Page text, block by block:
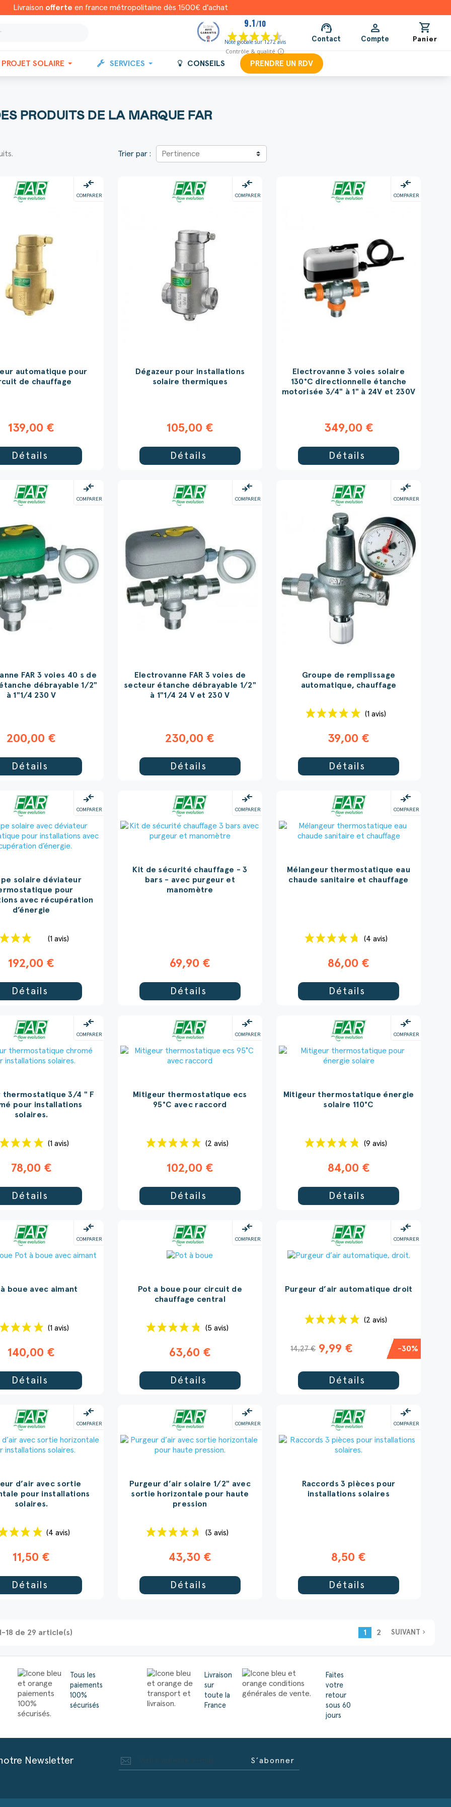
Livraison offerte en france métropolitaine dès 1500€ d'achat
support_agent
Contact
person
Compte
shopping_cart
Panier
PROJET SOLAIRE SERVICES CONSEILS PRENDRE UN RDV
PRODUITS DE LA MARQUE FAR
Trier par : Pertinence
compare_arrows
COMPARER
automatique pour
de chauffage
139,00 €
Détails
compare_arrows
COMPARER
Dégazeur pour installations
solaire thermiques
105,00 €
Détails
compare_arrows
COMPARER
Electrovanne 3 voies solaire
130°C directionnelle étanche
motorisée 3/4" à 1" à 24V et 230V
349,00 €
Détails
compare_arrows
COMPARER
FAR 3 voies 40 s de
débrayable 1/2"
à 1"1/4 230 V
200,00 €
Détails
compare_arrows
COMPARER
Electrovanne FAR 3 voies de
secteur étanche débrayable 1/2"
à 1"1/4 24 V et 230 V
230,00 €
Détails
compare_arrows
COMPARER
Groupe de remplissage
automatique, chauffage
(1 avis)
39,00 €
Détails
compare_arrows
COMPARER
solaire déviateur
pour
avec récupération
d’énergie
(1 avis)
192,00 €
Détails
compare_arrows
COMPARER
Kit de sécurité chauffage - 3
bars - avec purgeur et
manomètre
69,90 €
Détails
compare_arrows
COMPARER
Mélangeur thermostatique eau
chaude sanitaire et chauffage
(4 avis)
86,00 €
Détails
compare_arrows
COMPARER
thermostatique 3/4 " F
pour installations
solaires.
(1 avis)
78,00 €
Détails
compare_arrows
COMPARER
Mitigeur thermostatique ecs
95°C avec raccord
(2 avis)
102,00 €
Détails
compare_arrows
COMPARER
Mitigeur thermostatique énergie
solaire 110°C
(9 avis)
84,00 €
Détails
compare_arrows
COMPARER
boue avec aimant
(1 avis)
140,00 €
Détails
compare_arrows
COMPARER
Pot a boue pour circuit de
chauffage central
(5 avis)
63,60 €
Détails
compare_arrows
COMPARER
Purgeur d’air automatique droit
(2 avis)
14,27 € 9,99 € -30%
Détails
compare_arrows
COMPARER
d’air avec sortie
pour installations
solaires.
(4 avis)
11,50 €
Détails
compare_arrows
COMPARER
Purgeur d’air solaire 1/2" avec
sortie horizontale pour haute
pression
(3 avis)
43,30 €
Détails
compare_arrows
COMPARER
Raccords 3 pièces pour
installations solaires
8,50 €
Détails
18 de 29 article(s) 1 2 SUIVANT navigate_next
Tous les
paiements
100%
sécurisés
Livraison
sur
toute la
France
Faites
votre
retour
sous 60
jours
Newsletter S’abonner